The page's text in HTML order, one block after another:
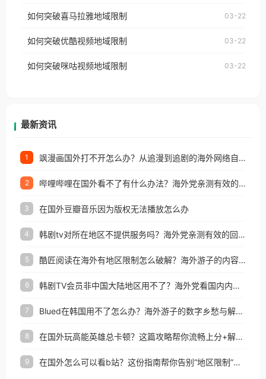
台湾、美国、加拿大、澳大利亚、欧洲等国家和地区
权限制所困扰。
国、加拿大、澳大利亚、欧洲等国家和地区时，网易
制问题，且仅能在中国大陆地区播放。 遇到这个问题
户收听网易云音乐地区版权限制」的问题，无论人在
如何突破喜马拉雅地域限制 03-22
如何突破优酷视频地域限制 03-22
如何突破咪咕视频地域限制 03-22
最新资讯
1 飒漫画国外打不开怎么办？从追漫到追剧的海外网络自由之路
2 哔哩哔哩在国外看不了有什么办法？海外党亲测有效的回国加速解决方案
3 在国外豆瓣音乐因为版权无法播放怎么办
4 韩剧tv对所在地区不提供服务吗？海外党亲测有效的回国加速解决方案
5 酷匠阅读在海外有地区限制怎么破解？海外游子的内容归乡路
6 韩剧TV会员非中国大陆地区用不了？海外党看国内内容的加速器选择指南
7 Blued在韩国用不了怎么办？海外游子的数字乡愁与解决方案
8 在国外玩高能英雄总卡顿？这篇攻略帮你流畅上分+解锁国内影音自由
9 在国外怎么可以看b站？这份指南帮你告别“地区限制”的烦恼